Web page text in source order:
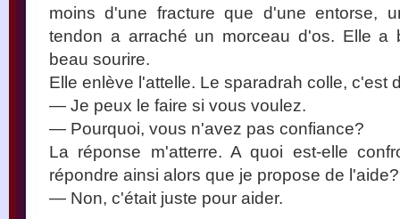
moins d'une fracture que d'une entorse,
tendon a arraché un morceau d'os. Elle a
beau sourire.
Elle enlève l'attelle. Le sparadrah colle, c'est
— Je peux le faire si vous voulez.
— Pourquoi, vous n'avez pas confiance?
La réponse m'atterre. A quoi est-elle
répondre ainsi alors que je propose de l'aide?
— Non, c'était juste pour aider.